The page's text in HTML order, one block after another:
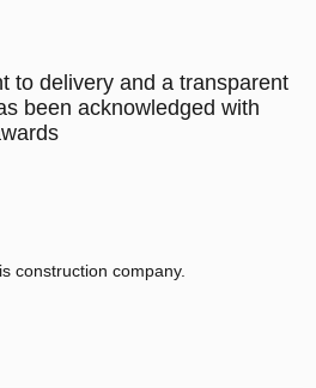
to delivery and a transparent
been acknowledged with
construction company.